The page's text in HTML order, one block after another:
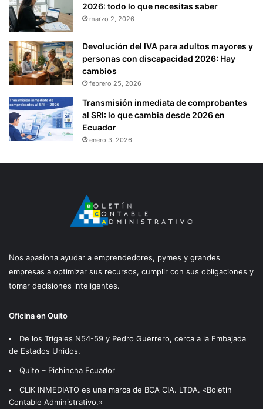
2026: todo lo que necesitas saber
marzo 2, 2026
Devolución del IVA para adultos mayores y
personas con discapacidad 2026: Hay
cambios
febrero 25, 2026
Transmisión inmediata de comprobantes
al SRI: lo que cambia desde 2026 en
Ecuador
enero 3, 2026
Nos apasiona ayudar a emprendedores, pymes y grandes
empresas a optimizar sus recursos, cumplir con sus obligaciones y
tomar decisiones inteligentes.
Oficina en Quito
De los Trigales N54-59 y Pedro Guerrero, cerca a la Embajada
de Estados Unidos.
Quito – Pichincha Ecuador
CLIK INMEDIATO es una marca de BCA CIA. LTDA. «Boletin
Contable Administrativo.»